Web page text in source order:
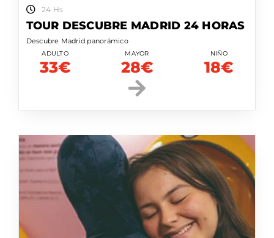
24 Hs
TOUR DESCUBRE MADRID 24 HORAS
Descubre Madrid panorámico
ADULTO
33€
MAYOR
28€
NIÑO
18€